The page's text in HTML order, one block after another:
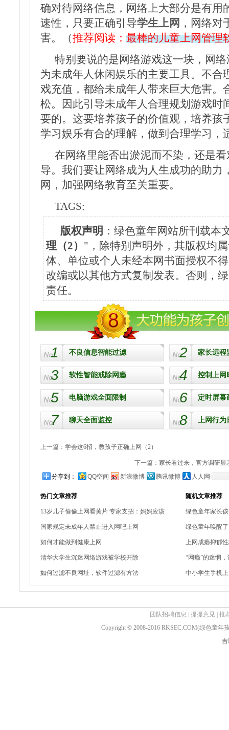
确对待网络信息，网络上大部分是有用
速性，只要正确引导学生上网 ，网络
害。（推荐阅读： 最棒的儿童上网管
特别要说的是网络游戏这一块，网
为未成年人休闲娱乐的主要工具。不合
戏充值，都给未成年人带来巨大危害。
松。因此引导未成年人合理规划游戏时
要的。这要培养孩子的价值观，培养孩
学习娱乐有合的理解，做到合理学习，
在网络里能否出淤泥而不染，还是
导。我们要让网络成为人生成功的助力
网，加强网络教育至关重要。
TAGS:
版权声明 ：绿色童年网站所刊载本
理（2） "，除特别声明外，其版权均
体、单位或个人未经本网书面授权不
改编或以其他方式复制发表。否则，
责任。
1 不良信息智能过滤 2 家长远程
3 软性智能戒除网瘾 4 控制上网
5 电脑游戏全面限制 6 定时屏幕
7 聊天全面监控 8 上网行为
上一篇： 学会这6招，教孩子正确上网（2）
下一篇： 家长看过来，官方调研显
分享到：
QQ空间 新浪微博 腾讯微博 人人网
热门文章推荐
13岁儿子偷偷上网看黄片 专家支招：妈妈应该
国家规定未成年人禁止进入网吧上网
如何才能做到健康上网
清华大学生沉迷网络游戏被学校开除
如何过滤不良网址，软件过滤有方法
随机文章推荐
绿色童年家长
绿色童年唤醒
上网成瘾抑郁
“网瘾”的迷惘
中小学生手机
团队招聘信息 提提意见 推
Copyright © 2008-2016 RKSEC.COM(绿色童年
吉